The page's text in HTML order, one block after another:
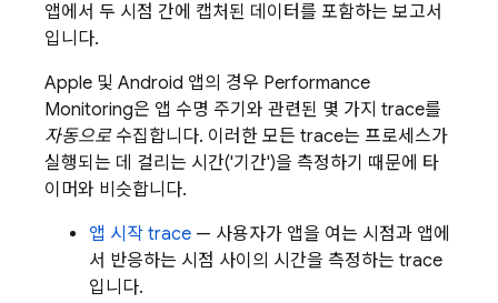
앱에서 두 시점 간에 캡처된 데이터를 포함하는 보고서
입니다.
Apple 및 Android 앱의 경우 Performance
Monitoring은 앱 수명 주기와 관련된 몇 가지 trace를
자동으로수집합니다. 이러한 모든 trace는 프로세스가
실행되는 데 걸리는 시간('기간')을 측정하기 때문에 타
이머와 비슷합니다.
앱 시작 trace — 사용자가 앱을 여는 시점과 앱에
서 반응하는 시점 사이의 시간을 측정하는 trace
입니다.